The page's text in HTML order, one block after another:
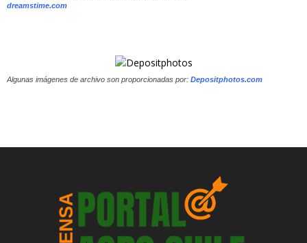
dreamstime.com
Algunas imágenes de archivo son proporcionadas por: Depositphotos.com